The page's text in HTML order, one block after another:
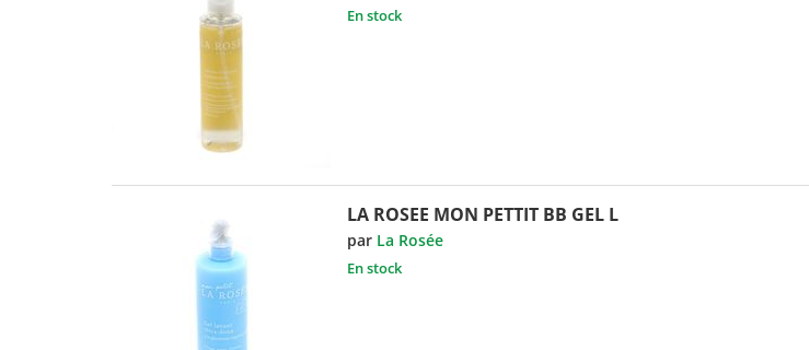
En stock
LA ROSEE MON PETTIT BB GEL L
par La Rosée
En stock